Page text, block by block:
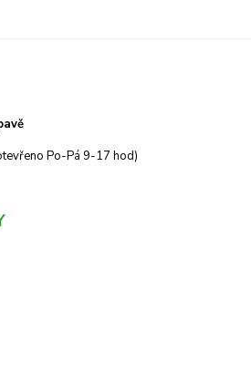
Po-Pá 9-17 hod)